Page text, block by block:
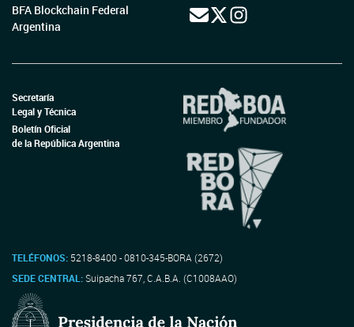
BFA Blockchain Federal
Argentina
Secretaría
Legal y Técnica
Boletín Oficial
de la República Argentina
TELÉFONOS: 5218-8400 - 0810-345-BORA (2672)
SEDE CENTRAL:Suipacha 767, C.A.B.A. (C1008AAO)